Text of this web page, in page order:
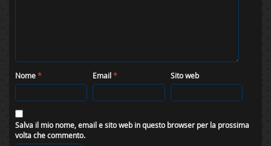
Nome* Email* Sito web
Salva il mio nome, email e sito web in questo browser per la prossima
volta che commento.